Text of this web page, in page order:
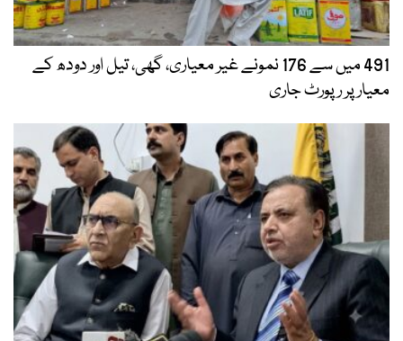
491 میں سے 176 نمونے غیر معیاری، گھی، تیل اور دودھ کے
معیار پر رپورٹ جاری